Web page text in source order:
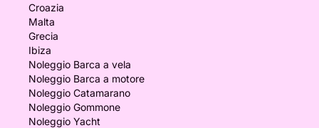
Croazia
Malta
Grecia
Ibiza
Noleggio Barca a vela
Noleggio Barca a motore
Noleggio Catamarano
Noleggio Gommone
Noleggio Yacht